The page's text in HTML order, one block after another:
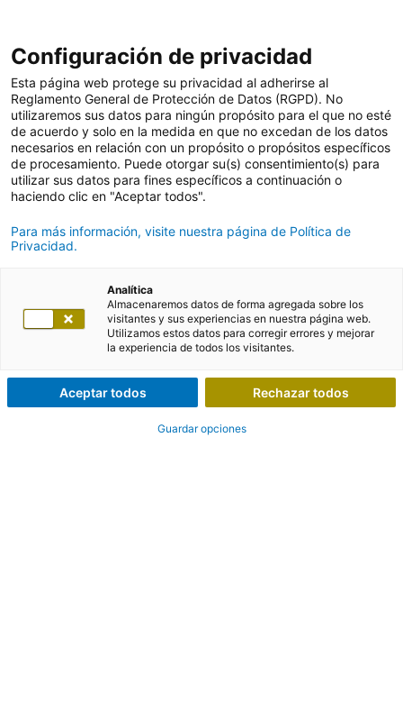
Configuración de privacidad
Esta página web protege su privacidad al adherirse al
Reglamento General de Protección de Datos (RGPD). No
utilizaremos sus datos para ningún propósito para el que no esté
de acuerdo y solo en la medida en que no excedan de los datos
necesarios en relación con un propósito o propósitos específicos
de procesamiento. Puede otorgar su(s) consentimiento(s) para
utilizar sus datos para fines específicos a continuación o
haciendo clic en "Aceptar todos".
Para más información, visite nuestra página de Política de
Privacidad.
Analítica
Almacenaremos datos de forma agregada sobre los
visitantes y sus experiencias en nuestra página web.
Utilizamos estos datos para corregir errores y mejorar
la experiencia de todos los visitantes.
Aceptar todos Rechazar todos
Guardar opciones